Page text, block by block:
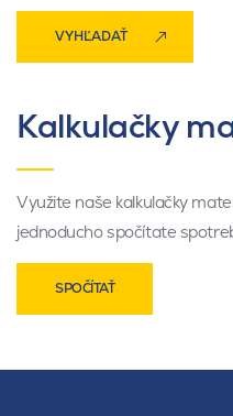
VYHĽADAŤ
Kalkulačky
Využite naše kalkulačky
jednoducho spočítate
SPOČÍTAŤ